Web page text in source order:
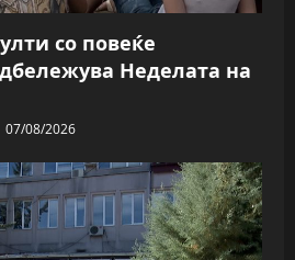
со повеќе
Неделата на
07/08/2026